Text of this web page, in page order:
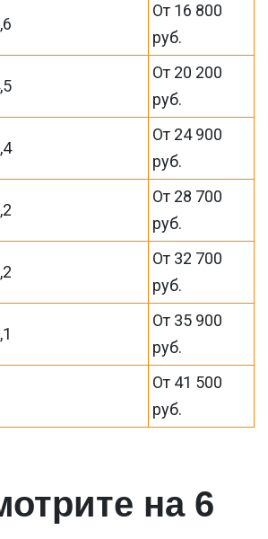
От 16 800
руб.
От 20 200
руб.
От 24 900
руб.
От 28 700
руб.
От 32 700
руб.
От 35 900
руб.
От 41 500
руб.
на 6